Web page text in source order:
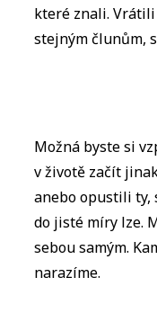
které znali. Vrátili
stejným člunům,
Možná byste si
v životě začít
anebo opustili ty,
do jisté míry lze.
sebou samým.
narazíme.